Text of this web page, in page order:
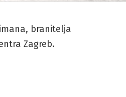
branitelja
Zagreb.